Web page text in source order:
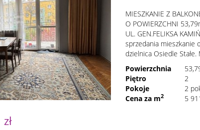
MIESZKANIE Z
O POWIERZCHNI
UL. GEN.FELIKSA
sprzedania mieszkanie
dzielnica Osiedle
Powierzchnia
Piętro
2
Pokoje
2
Cena za m2 5
zł